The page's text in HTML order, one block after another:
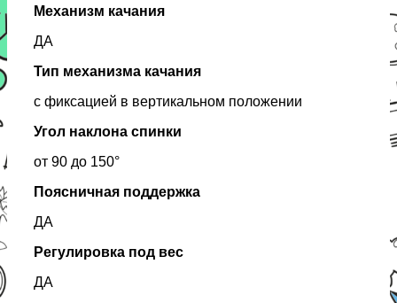
Механизм качания
ДА
Тип механизма качания
с фиксацией в вертикальном положении
Угол наклона спинки
от 90 до 150°
Поясничная поддержка
ДА
Регулировка под вес
ДА